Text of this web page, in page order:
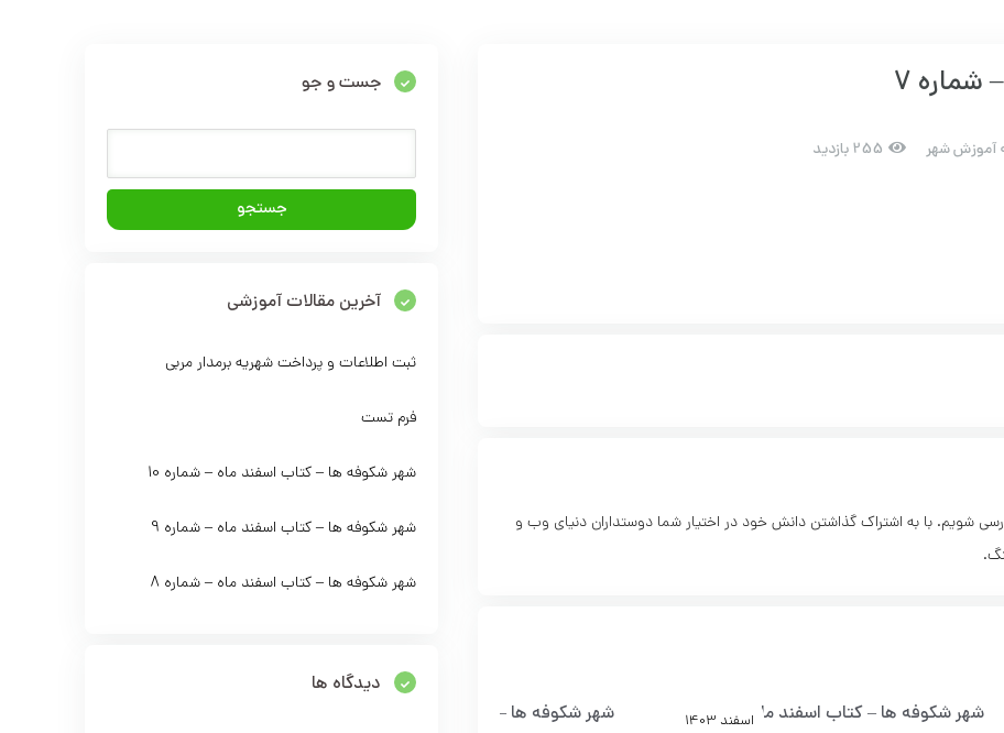
7
شهر 255 بازدید
شویم. با به اشتراک گذاشتن دانش خود در اختیار شما دوستداران دنیای وب و
اسفند 1403
شهر شکوفه ها – کتاب اسفند ماه – شماره 9 شهر شکوفه ها – کتاب اسفند ماه – شماره 8
جست و جو
آخرین مقالات آموزشی
ثبت اطلاعات و پرداخت شهریه برمدار مربی
فرم تست
شهر شکوفه ها – کتاب اسفند ماه – شماره 10
شهر شکوفه ها – کتاب اسفند ماه – شماره 9
شهر شکوفه ها – کتاب اسفند ماه – شماره 8
دیدگاه ها